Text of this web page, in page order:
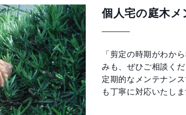
個人宅の庭木メ
「剪定の時期がわか
みも、ぜひご相談くだ
定期的なメンテナン
も丁寧に対応いたしま